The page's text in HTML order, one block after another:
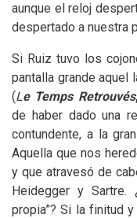
aunque el reloj
despertado a nuestra
Si Ruiz tuvo los
pantalla grande aquel
(Le Temps Retrouvés
de haber dado una
contundente, a la
Aquella que nos
y que atravesó de
Heidegger y Sartre.
propia”? Si la finitud